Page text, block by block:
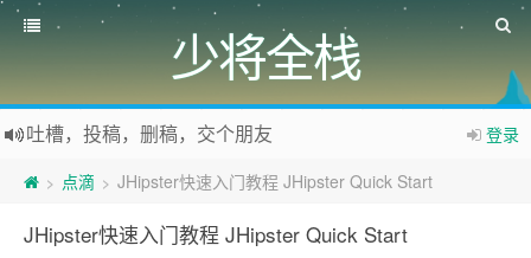
少将全栈
登录
吐槽，投稿，删稿，交个朋友
如果您觉得本站非常有看点，那么赶紧使用Ctrl+D 收藏少将全栈吧
> 点滴 > JHipster快速入门教程 JHipster Quick Start
JHipster快速入门教程 JHipster Quick Start